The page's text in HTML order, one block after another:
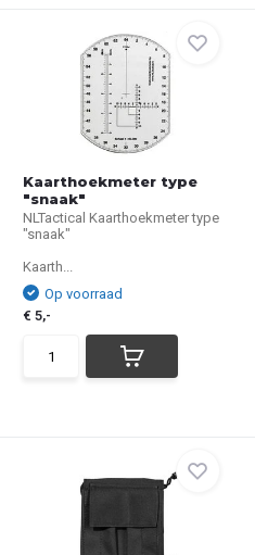
Kaarthoekmeter type
"snaak"
NLTactical Kaarthoekmeter type
"snaak"
Kaarth...
Op voorraad
€ 5,-